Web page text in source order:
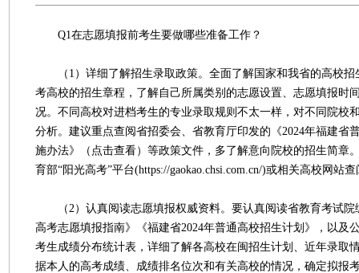
Q1在志愿填报前考生要做哪些准备工作？
（1）详细了解招生录取政策。全面了解国家和我省的高校招
考高校的招生章程，了解自己所属类别的志愿设置、志愿填报时
况。不同高校对进档考生的专业录取规则不太一样，对不同院校
分析。建议重点查阅省招委会、省教育厅印发的《2024年福建省
施办法》（点击查看）等政策文件，多了解意向院校的招生简章
育部“阳光高考”平台(https://gaokao.chsi.com.cn/)或相关高校网站查
（2）认真阅读志愿填报权威资料。要认真阅读省教育考试院
高考志愿填报指南》《福建省2024年普通高校招生计划》，以及
考生成绩分布统计表，详细了解各高校在闽招生计划、近年录取
据本人的高考成绩、成绩排名位次和有关高校的情况，确定拟报